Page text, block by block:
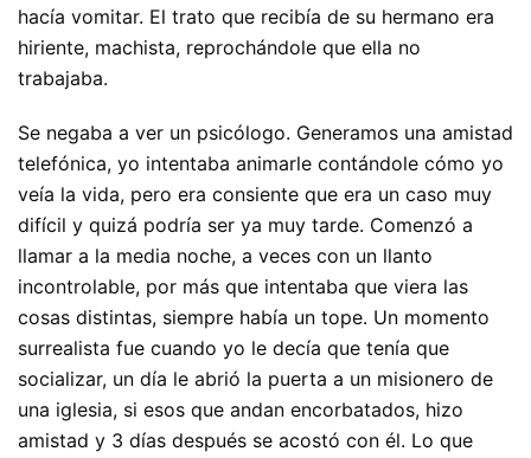
hacía vomitar. El trato que recibía de su hermano era
hiriente, machista, reprochándole que ella no
trabajaba.
Se negaba a ver un psicólogo. Generamos una amistad
telefónica, yo intentaba animarle contándole cómo yo
veía la vida, pero era consiente que era un caso muy
difícil y quizá podría ser ya muy tarde. Comenzó a
llamar a la media noche, a veces con un llanto
incontrolable, por más que intentaba que viera las
cosas distintas, siempre había un tope. Un momento
surrealista fue cuando yo le decía que tenía que
socializar, un día le abrió la puerta a un misionero de
una iglesia, si esos que andan encorbatados, hizo
amistad y 3 días después se acostó con él. Lo que